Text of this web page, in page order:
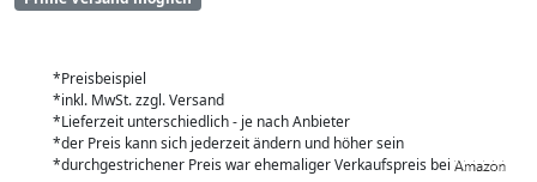
*Preisbeispiel
*inkl. MwSt. zzgl. Versand
*Lieferzeit unterschiedlich - je nach Anbieter
*der Preis kann sich jederzeit ändern und höher sein
*durchgestrichener Preis war ehemaliger Verkaufspreis bei